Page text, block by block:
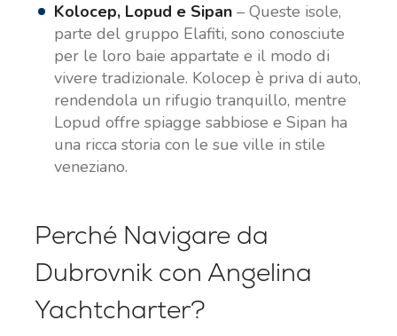
Kolocep, Lopud e Sipan– Queste isole,
parte del gruppo Elafiti, sono conosciute
per le loro baie appartate e il modo di
vivere tradizionale. Kolocep è priva di auto,
rendendola un rifugio tranquillo, mentre
Lopud offre spiagge sabbiose e Sipan ha
una ricca storia con le sue ville in stile
veneziano.
Perché Navigare da
Dubrovnik con Angelina
Yachtcharter?